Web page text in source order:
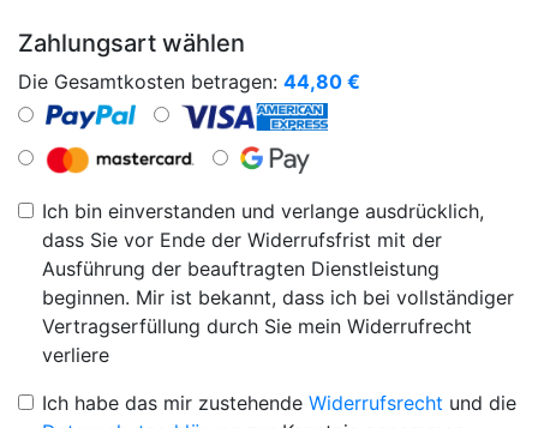
Zahlungsart wählen
Die Gesamtkosten betragen: 44,80 €
Ich bin einverstanden und verlange ausdrücklich,
dass Sie vor Ende der Widerrufsfrist mit der
Ausführung der beauftragten Dienstleistung
beginnen. Mir ist bekannt, dass ich bei vollständiger
Vertragserfüllung durch Sie mein Widerrufrecht
verliere
Ich habe das mir zustehende Widerrufsrecht und die